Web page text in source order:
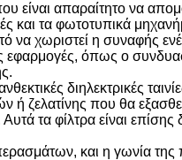
είναι απαραίτητο να
και τα φωτοτυπικά
χωριστεί η συναφής
εφαρμογές, όπως ο
διηλεκτρικές
ζελατίνης που θα
τα φίλτρα είναι
και η γωνία